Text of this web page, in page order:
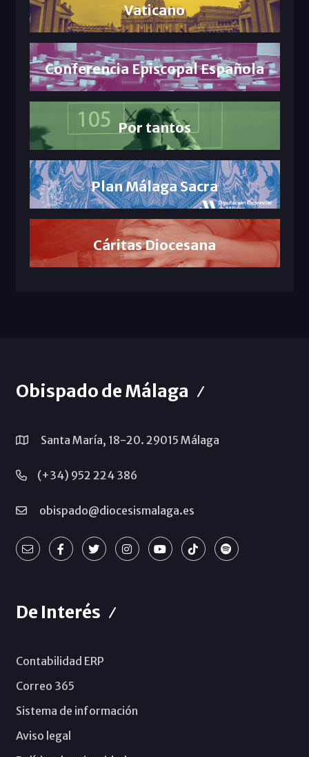
Vaticano
Conferencia Episcopal Española
Por tantos
Plan Málaga Sacra
Cáritas Diocesana
Obispado de Málaga
Santa María, 18-20. 29015 Málaga
(+34) 952 224 386
obispado@diocesismalaga.es
De Interés
Contabilidad ERP
Correo 365
Sistema de información
Aviso legal